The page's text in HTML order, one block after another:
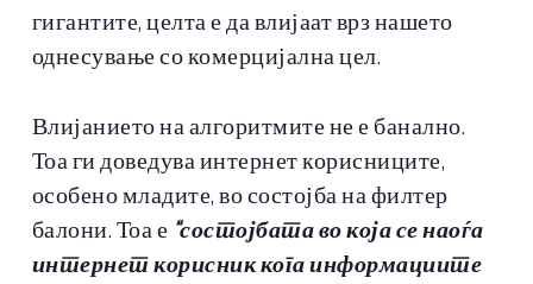
гигантите, целта е да влијаат врз нашето
однесување со комерцијална цел.
Влијанието на алгоритмите не е банално.
Тоа ги доведува интернет корисниците,
особено младите, во состојба на филтер
балони. Тоа е “состојбата во која се наоѓа
интернет корисник кога информациите